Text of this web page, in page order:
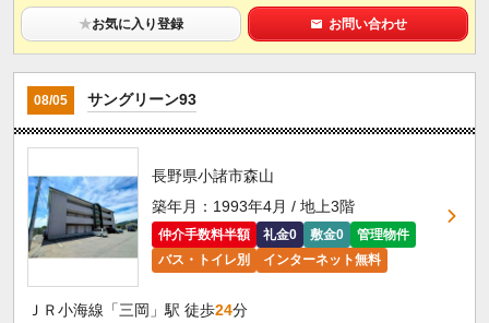
★お気に入り登録 お問い合わせ
08/05 サングリーン93
長野県小諸市森山
築年月：1993年4月 / 地上3階
仲介手数料半額 礼金0 敷金0
管理物件
バス・トイレ別
インターネット無料
ＪＲ小海線「三岡」駅 徒歩24分